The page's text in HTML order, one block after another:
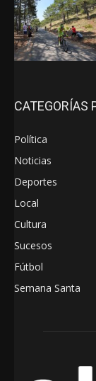
CATEGORÍAS
Política
Noticias
Deportes
Local
Cultura
Sucesos
Fútbol
Semana Santa